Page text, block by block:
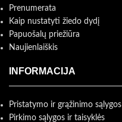
Prenumerata
Kaip nustatyti žiedo dydį
Papuošalų priežiūra
Naujienlaiškis
INFORMACIJA
Pristatymo ir grąžinimo sąlygos
Pirkimo sąlygos ir taisyklės